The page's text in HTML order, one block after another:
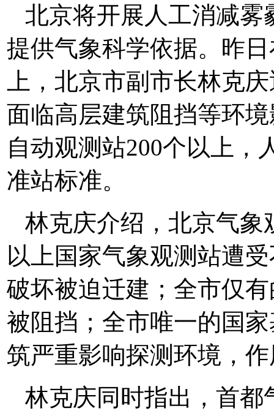
北京将开展人工消减
提供气象科学依据。昨
上，北京市副市长林克
面临高层建筑阻挡等环
自动观测站200个以上，
准站标准。
林克庆介绍，北京气
以上国家气象观测站遭
破坏被迫迁建；全市仅
被阻挡；全市唯一的国
筑严重影响探测环境，
林克庆同时指出，首